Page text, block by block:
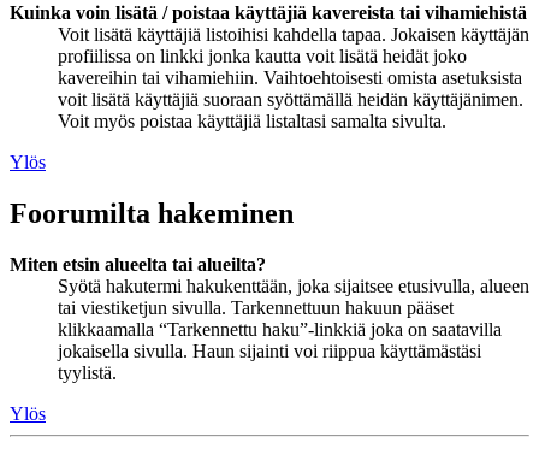
Kuinka voin lisätä / poistaa käyttäjiä kavereista tai vihamiehistä
Voit lisätä käyttäjiä listoihisi kahdella tapaa. Jokaisen käyttäjän
profiilissa on linkki jonka kautta voit lisätä heidät joko
kavereihin tai vihamiehiin. Vaihtoehtoisesti omista asetuksista
voit lisätä käyttäjiä suoraan syöttämällä heidän käyttäjänimen.
Voit myös poistaa käyttäjiä listaltasi samalta sivulta.
Ylös
Foorumilta hakeminen
Miten etsin alueelta tai alueilta?
Syötä hakutermi hakukenttään, joka sijaitsee etusivulla, alueen
tai viestiketjun sivulla. Tarkennettuun hakuun pääset
klikkaamalla “Tarkennettu haku”-linkkiä joka on saatavilla
jokaisella sivulla. Haun sijainti voi riippua käyttämästäsi
tyylistä.
Ylös